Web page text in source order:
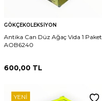
GÖKÇEKOLEKSIYON
Antika Can Düz Ağaç Vida 1 Paket
AOB6240
600,00 TL
YENI